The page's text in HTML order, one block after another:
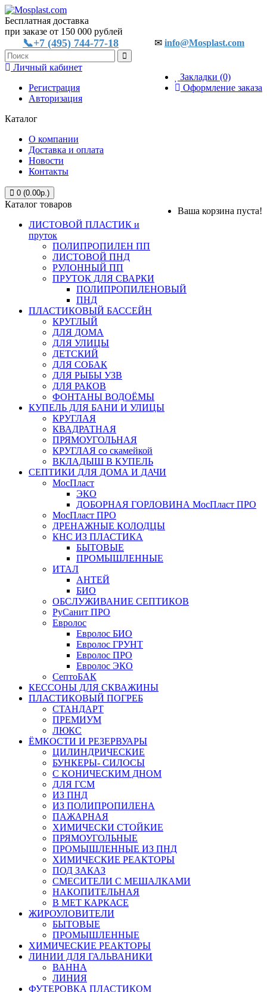
Бесплатная доставка
при заказе от 150 000 рублей
📞+7 (495) 744-77-18 ✉ info@Mosplast.com
Закладки (0)
Оформление заказа
Личный кабинет
Регистрация
Авторизация
Каталог
О компании
Доставка и оплата
Новости
Контакты
0 (0.00р.)
Ваша корзина пуста!
Каталог товаров
ЛИСТОВОЙ ПЛАСТИК и
пруток
ПОЛИПРОПИЛЕН ПП
ЛИСТОВОЙ ПНД
РУЛОННЫЙ ПП
ПРУТОК ДЛЯ СВАРКИ
ПОЛИПРОПИЛЕНОВЫЙ
ПНД
ПЛАСТИКОВЫЙ БАССЕЙН
КРУГЛЫЙ
ДЛЯ ДОМА
ДЛЯ УЛИЦЫ
ДЕТСКИЙ
ДЛЯ СОБАК
ДЛЯ РЫБЫ УЗВ
ДЛЯ РАКОВ
ФОНТАНЫ ВОДОЁМЫ
КУПЕЛЬ ДЛЯ БАНИ И УЛИЦЫ
КРУГЛАЯ
КВАДРАТНАЯ
ПРЯМОУГОЛЬНАЯ
КРУГЛАЯ со скамейкой
ВКЛАДЫШ В КУПЕЛЬ
СЕПТИКИ ДЛЯ ДОМА И ДАЧИ
МосПласт
ЭКО
ДОБОРНАЯ ГОРЛОВИНА МосПласт ПРО
МосПласт ПРО
ДРЕНАЖНЫЕ КОЛОДЦЫ
КНС ИЗ ПЛАСТИКА
БЫТОВЫЕ
ПРОМЫШЛЕННЫЕ
ИТАЛ
АНТЕЙ
БИО
ОБСЛУЖИВАНИЕ СЕПТИКОВ
РуСанит ПРО
Евролос
Евролос БИО
Евролос ГРУНТ
Евролос ПРО
Евролос ЭКО
СептоБАК
КЕССОНЫ ДЛЯ СКВАЖИНЫ
ПЛАСТИКОВЫЙ ПОГРЕБ
СТАНДАРТ
ПРЕМИУМ
ЛЮКС
ЁМКОСТИ И РЕЗЕРВУАРЫ
ЦИЛИНДРИЧЕСКИЕ
БУНКЕРЫ- СИЛОСЫ
С КОНИЧЕСКИМ ДНОМ
ДЛЯ ГСМ
ИЗ ПНД
ИЗ ПОЛИПРОПИЛЕНА
ПАЖАРНАЯ
ХИМИЧЕСКИ СТОЙКИЕ
ПРЯМОУГОЛЬНЫЕ
ПРОМЫШЛЕННЫЕ ИЗ ПНД
ХИМИЧЕСКИЕ РЕАКТОРЫ
ПОД ЗАКАЗ
СМЕСИТЕЛИ С МЕШАЛКАМИ
НАКОПИТЕЛЬНАЯ
В МЕТ КАРКАСЕ
ЖИРОУЛОВИТЕЛИ
БЫТОВЫЕ
ПРОМЫШЛЕННЫЕ
ХИМИЧЕСКИЕ РЕАКТОРЫ
ЛИНИИ ДЛЯ ГАЛЬВАНИКИ
ВАННА
ЛИНИЯ
ФУТЕРОВКА ПЛАСТИКОМ